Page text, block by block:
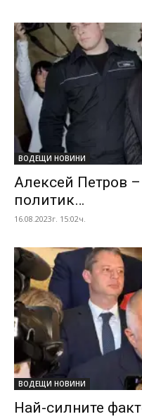
ВОДЕЩИ НОВИНИ
Алексей Петров
политик…
16.08.2023г. 15:02ч.
ВОДЕЩИ НОВИНИ
Най-силните